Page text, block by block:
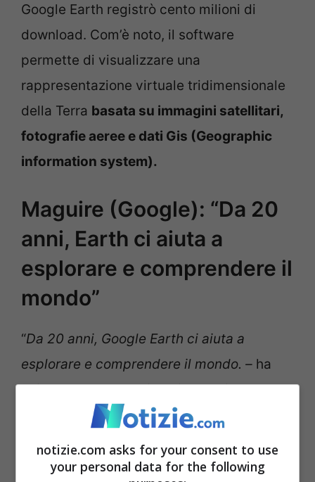
Google Earth registrò cento milioni di
download. Com’è noto, il software
permette di visualizzare una
rappresentazione virtuale tridimensionale
della Terra basata su immagini satellitari,
fotografie aeree e dati Gis (Geographic
information system).
Maguire (Google): “Da 20
anni, Earth ci aiuta a
esplorare e comprendere il
mondo”
“Da 20 anni, Google Earth ci aiuta a
esplorare e comprendere il mondo. – ha
spiegato Yael Maguire, vicepresidente e
direttore generale delle piattaforme
persone lo hanno utilizzato per costruire
notizie.com asks for your consent to use
your personal data for the following